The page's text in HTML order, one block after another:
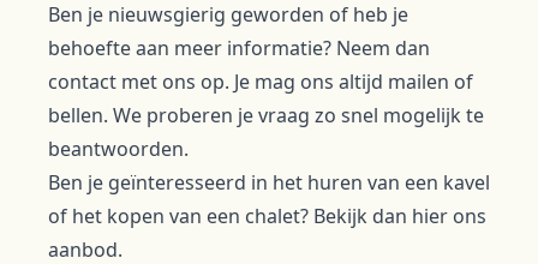
Ben je nieuwsgierig geworden of heb je
behoefte aan meer informatie? Neem dan
contact met ons op. Je mag ons altijd mailen of
bellen. We proberen je vraag zo snel mogelijk te
beantwoorden.
Ben je geïnteresseerd in het huren van een kavel
of het kopen van een chalet? Bekijk dan hier ons
aanbod.